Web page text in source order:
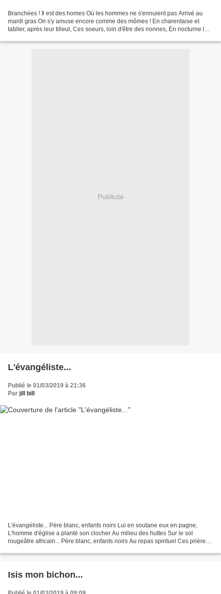
Branchées ! Il est des homes Où les hommes ne s'ennuient pas Arrivé au
mardi gras On s'y amuse encore comme des mômes ! En charentaise et
tablier, après leur tilleul, Ces soeurs, loin d'être des nonnes, En nocturne leur
Publicité
L'évangéliste...
Publié le 01/03/2019 à 21:36
Par jill bill
L'évangéliste... Père blanc, enfants noirs Lui en soutane eux en pagne,
L'homme d'église a planté son clocher Au milieu des huttes Sur le sol
rougeâtre africain... Père blanc, enfants noirs Au repas spirituel Ces prières
Isis mon bichon...